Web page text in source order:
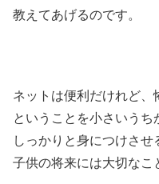
教えてあげるのです。
ネットは便利だけれど、
ということを小さいうち
しっかりと身につけさせ
子供の将来には大切なこ